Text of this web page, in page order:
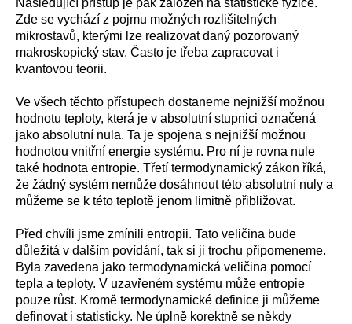
Následující přístup je pak založen na statistické fyzice.
Zde se vychází z pojmu možných rozlišitelných
mikrostavů, kterými lze realizovat daný pozorovaný
makroskopický stav. Často je třeba zapracovat i
kvantovou teorii.
Ve všech těchto přístupech dostaneme nejnižší možnou
hodnotu teploty, která je v absolutní stupnici označená
jako absolutní nula. Ta je spojena s nejnižší možnou
hodnotou vnitřní energie systému. Pro ní je rovna nule
také hodnota entropie. Třetí termodynamický zákon říká,
že žádný systém nemůže dosáhnout této absolutní nuly a
můžeme se k této teplotě jenom limitně přibližovat.
Před chvíli jsme zmínili entropii. Tato veličina bude
důležitá v dalším povídání, tak si ji trochu připomeneme.
Byla zavedena jako termodynamická veličina pomocí
tepla a teploty. V uzavřeném systému může entropie
pouze růst. Kromě termodynamické definice ji můžeme
definovat i statisticky. Ne úplně korektně se někdy